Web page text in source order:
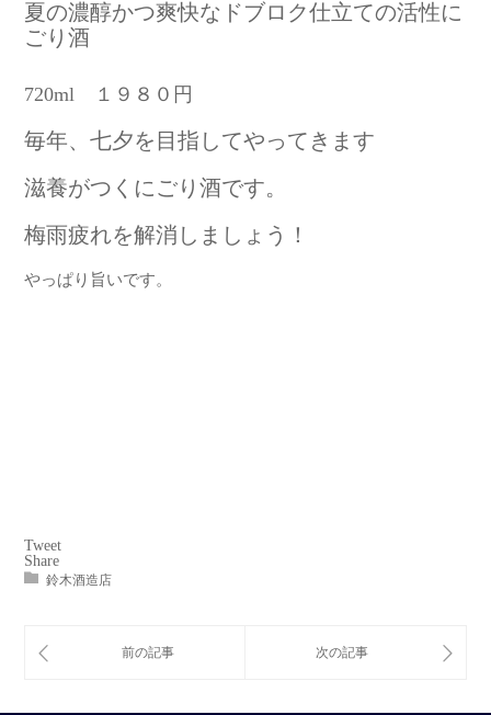
夏の濃醇かつ爽快なドブロク仕立ての活性に
ごり酒
720ml １９８０円
毎年、七夕を目指してやってきます
滋養がつくにごり酒です。
梅雨疲れを解消しましょう！
やっぱり旨いです。
Tweet
Share
鈴木酒造店